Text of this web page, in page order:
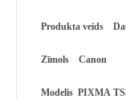
Produkta veids
Zīmols Canon
Modelis PIXMA